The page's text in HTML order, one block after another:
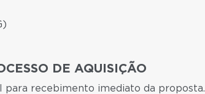
DE AQUISIÇÃO
para recebimento imediato da proposta.